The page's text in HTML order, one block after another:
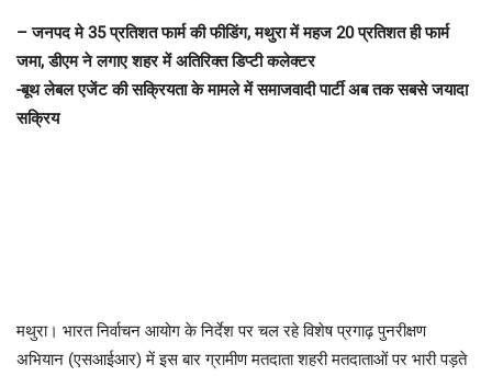
– जनपद मे 35 प्रतिशत फार्म की फीडिंग, मथुरा में महज 20 प्रतिशत ही फार्म
जमा, डीएम ने लगाए शहर में अतिरिक्त डिप्टी कलेक्टर
-बूथ लेबल एजेंट की सक्रियता के मामले में समाजवादी पार्टी अब तक सबसे जयादा
सक्रिय
मथुरा। भारत निर्वाचन आयोग के निर्देश पर चल रहे विशेष प्रगाढ़ पुनरीक्षण
अभियान (एसआईआर) में इस बार ग्रामीण मतदाता शहरी मतदाताओं पर भारी पड़ते